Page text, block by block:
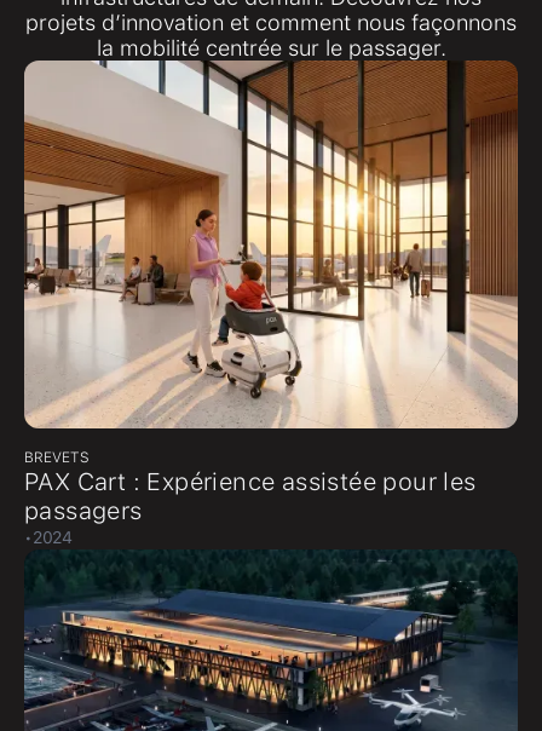
projets d’innovation et comment nous façonnons
la mobilité centrée sur le passager.
BREVETS
PAX Cart : Expérience assistée pour les
passagers
•2024